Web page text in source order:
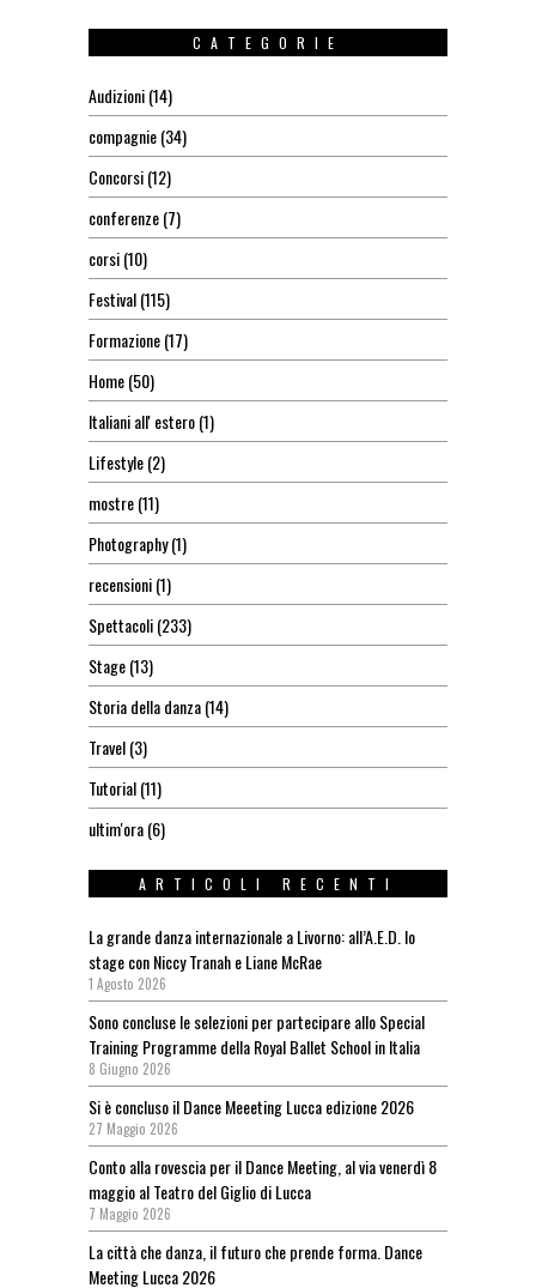
CATEGORIE
Audizioni(14)
compagnie(34)
Concorsi(12)
conferenze(7)
corsi(10)
Festival(115)
Formazione(17)
Home(50)
Italiani all' estero(1)
Lifestyle(2)
mostre(11)
Photography(1)
recensioni(1)
Spettacoli(233)
Stage(13)
Storia della danza(14)
Travel(3)
Tutorial(11)
ultim'ora(6)
ARTICOLI RECENTI
La grande danza internazionale a Livorno: all’A.E.D. lo
stage con Niccy Tranah e Liane McRae
1 Agosto 2026
Sono concluse le selezioni per partecipare allo Special
Training Programme della Royal Ballet School in Italia
8 Giugno 2026
Si è concluso il Dance Meeeting Lucca edizione 2026
27 Maggio 2026
Conto alla rovescia per il Dance Meeting, al via venerdì 8
maggio al Teatro del Giglio di Lucca
7 Maggio 2026
La città che danza, il futuro che prende forma. Dance
Meeting Lucca 2026